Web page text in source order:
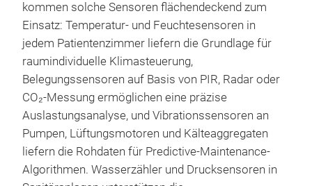
kommen solche Sensoren flächendeckend zum
Einsatz: Temperatur- und Feuchtesensoren in
jedem Patientenzimmer liefern die Grundlage für
raumindividuelle Klimasteuerung,
Belegungssensoren auf Basis von PIR, Radar oder
CO₂-Messung ermöglichen eine präzise
Auslastungsanalyse, und Vibrationssensoren an
Pumpen, Lüftungsmotoren und Kälteaggregaten
liefern die Rohdaten für Predictive-Maintenance-
Algorithmen. Wasserzähler und Drucksensoren in